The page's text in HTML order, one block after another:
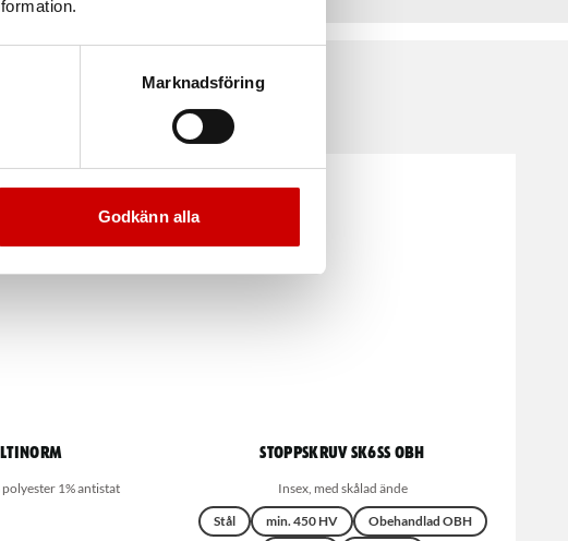
Marknadsföring
Godkänn alla
1% antistat
Stoppskruv SK6SS OBH
Insex, med skålad ände
Stål
min. 450 HV
Obehandlad OBH